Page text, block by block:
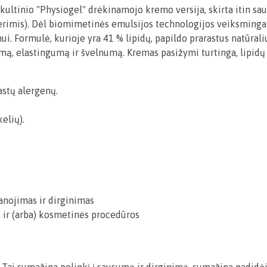
kultinio "Physiogel" drėkinamojo kremo versija, skirta itin
Dėl biomimetinės emulsijos technologijos
Formulė, kurioje yra 41 % lipidų, papildo prarastus
elastingumą ir švelnumą. Kremas pasižymi turtinga,
alergenų.
ir dirginimas
(arba) kosmetinės procedūros